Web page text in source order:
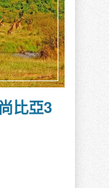
比亞3